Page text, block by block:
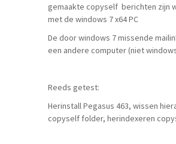
gemaakte copyself berichten zijn
met de windows 7 x64 PC
De door windows 7 missende
een andere computer (niet
Reeds getest:
Herinstall Pegasus 463, wissen
copyself folder, herindexeren